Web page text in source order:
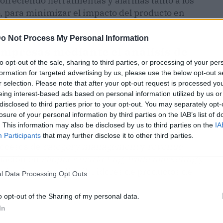
Not Process My Personal Information
opt-out of the sale, sharing to third parties, or processing of your
for targeted advertising by us, please use the below opt-out
selection. Please note that after your opt-out request is processed
interest-based ads based on personal information utilized by us
to third parties prior to your opt-out. You may separately
of your personal information by third parties on the IAB’s list of
This information may also be disclosed by us to third parties on the
Participants that may further disclose it to other third parties.
Data Processing Opt Outs
opt-out of the Sharing of my personal data.
para minimizar el impacto del producto en
mediante el análisis de
el análisis de datos comercialespara empresas
en tecnología de última generación,
crecimiento, le permite aplicar
identificar los potenciales de crecimiento de
y presencia en el mercado . Mediante estas
de
enshopper marketing,trade marketingy
fabricantes y distribuidores de productos de